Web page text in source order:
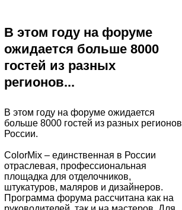
В этом году на форуме
ожидается больше 8000
гостей из разных
регионов...
В этом году на форуме ожидается
больше 8000 гостей из разных регионов
России.
ColorMix – единственная в России
отраслевая, профессиональная
площадка для отделочников,
штукатуров, маляров и дизайнеров.
Программа форума рассчитана как на